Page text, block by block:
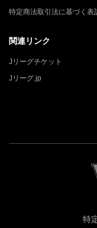
特定商法取引法に基づく表
関連リンク
Jリーグチケット
Jリーグ.jp
特